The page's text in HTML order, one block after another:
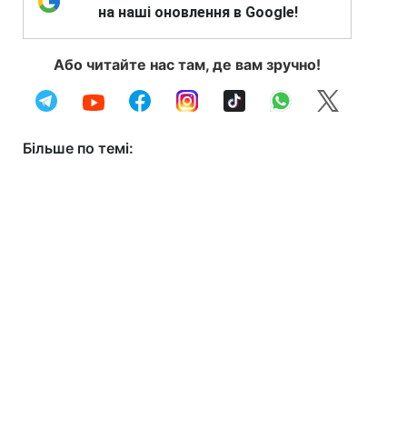
на наші оновлення в Google!
Або читайте нас там, де вам зручно!
Більше по темі: